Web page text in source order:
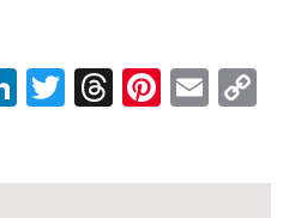
LinkedIn
Twitter
Threads